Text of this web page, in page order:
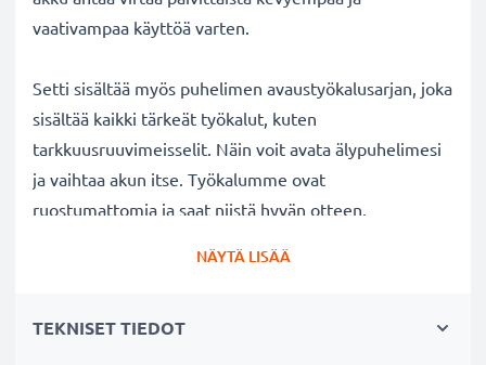
vaativampaa käyttöä varten.
Setti sisältää myös puhelimen avaustyökalusarjan, joka
sisältää kaikki tärkeät työkalut, kuten
tarkkuusruuvimeisselit. Näin voit avata älypuhelimesi
ja vaihtaa akun itse. Työkalumme ovat
ruostumattomia ja saat niistä hyvän otteen.
Vaihtoakulla pidennät kännykän käyttöikää:
NÄYTÄ LISÄÄ
TEKNISET TIEDOT